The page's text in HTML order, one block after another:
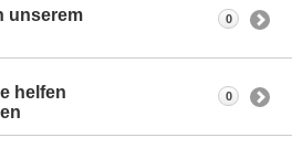
unserem
0
helfen
0